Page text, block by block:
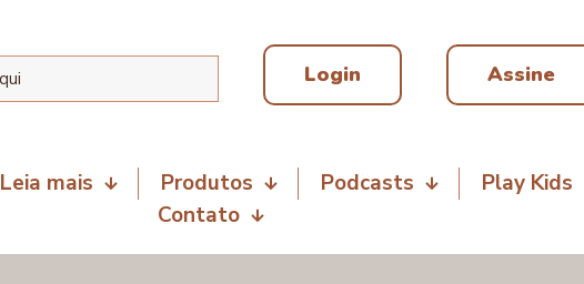
Login Assine
Leia mais Produtos Podcasts Play Kids
Contato